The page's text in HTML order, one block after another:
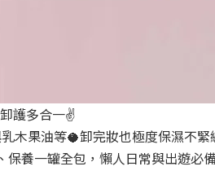
護多合一✌️
木果油等🥥卸完妝也極度保濕不緊
養一罐全包，懶人日常與出遊必